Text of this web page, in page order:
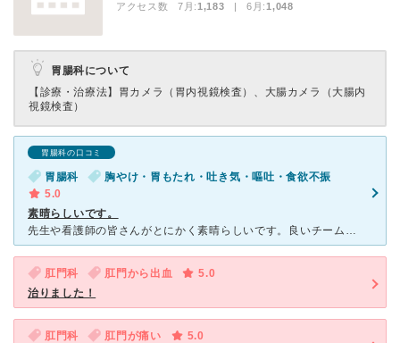
アクセス数 7月:1,183 | 6月:1,048
胃腸科について
【診療・治療法】 胃カメラ（胃内視鏡検査）、大腸カメラ（大腸内
視鏡検査）
胃腸科の口コミ
胃腸科
胸やけ・胃もたれ・吐き気・嘔吐・食欲不振
5.0
素晴らしいです。
先生や看護師の皆さんがとにかく素晴らしいです。良いチームワークでテキパキされてます。かなりの患者数で、駐車場もすぐいっぱいになりますがここに来ると間違いないです。術後も痛くなく全員がプロフェッショナル
肛門科 肛門から出血
5.0
治りました！
肛門科 肛門が痛い
5.0